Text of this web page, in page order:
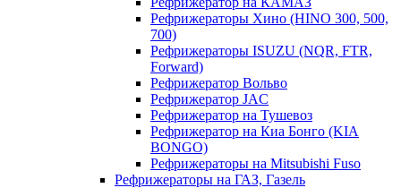
Рефрижераторы Хино (HINO 300, 500,
700)
Рефрижераторы ISUZU (NQR, FTR,
Forward)
Рефрижератор Вольво
Рефрижератор JAC
Рефрижератор на Тушевоз
Рефрижератор на Киа Бонго (KIA
BONGO)
Рефрижераторы на Mitsubishi Fuso
Рефрижераторы на ГАЗ, Газель